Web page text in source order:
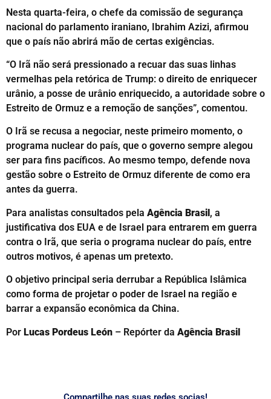
Nesta quarta-feira, o chefe da comissão de segurança
nacional do parlamento iraniano, Ibrahim Azizi, afirmou
que o país não abrirá mão de certas exigências.
“O Irã não será pressionado a recuar das suas linhas
vermelhas pela retórica de Trump: o direito de enriquecer
urânio, a posse de urânio enriquecido, a autoridade sobre o
Estreito de Ormuz e a remoção de sanções”, comentou.
O Irã se recusa a negociar, neste primeiro momento, o
programa nuclear do país, que o governo sempre alegou
ser para fins pacíficos. Ao mesmo tempo, defende nova
gestão sobre o Estreito de Ormuz diferente de como era
antes da guerra.
Para analistas consultados pela Agência Brasil, a
justificativa dos EUA e de Israel para entrarem em guerra
contra o Irã, que seria o programa nuclear do país, entre
outros motivos, é apenas um pretexto.
O objetivo principal seria derrubar a República Islâmica
como forma de projetar o poder de Israel na região e
barrar a expansão econômica da China.
Por Lucas Pordeus León – Repórter da Agência Brasil